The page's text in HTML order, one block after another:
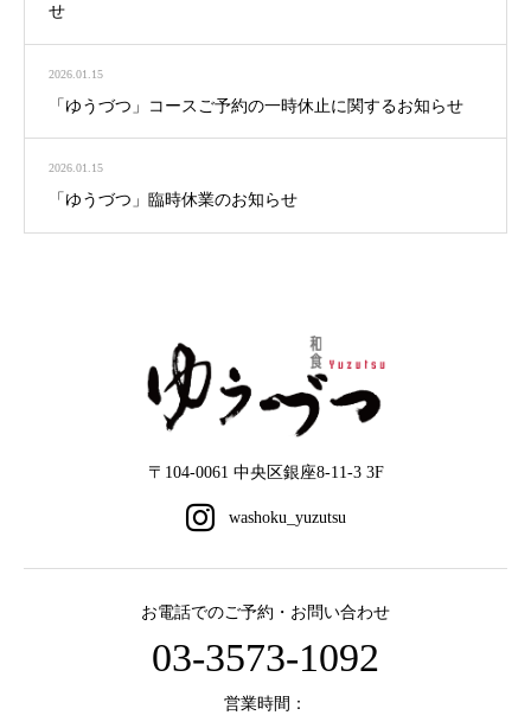
せ
2026.01.15
「ゆうづつ」コースご予約の一時休止に関するお知らせ
2026.01.15
「ゆうづつ」臨時休業のお知らせ
〒104-0061 中央区銀座8-11-3 3F
お電話でのご予約・お問い合わせ
03-3573-1092
営業時間：